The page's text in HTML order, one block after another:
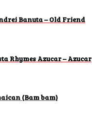
Banuta – Old Friend
Rhymes Azucar – Azucar
(Bam bam)